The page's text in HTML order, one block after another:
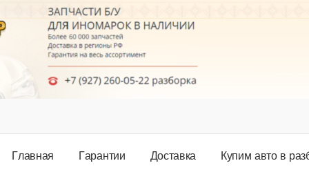
Главная Гарантии Доставка Купим авто в раз